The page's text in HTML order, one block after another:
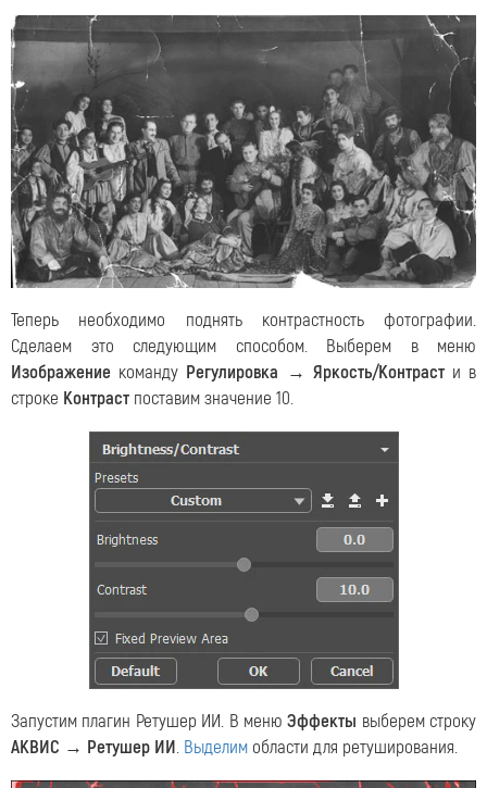
Теперь необходимо поднять контрастность фотографии.
Сделаем это следующим способом. Выберем в меню
Изображение команду Регулировка → Яркость/Контрасти в
строке Контраст поставим значение 10.
Запустим плагин Ретушер ИИ. В менюЭффекты выберем строку
АКВИС → Ретушер ИИ. Выделим области для ретуширования.